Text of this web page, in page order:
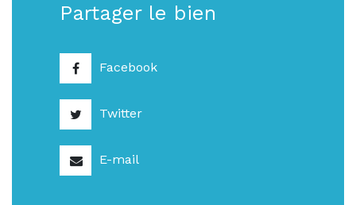
Partager le bien
Facebook
Twitter
E-mail